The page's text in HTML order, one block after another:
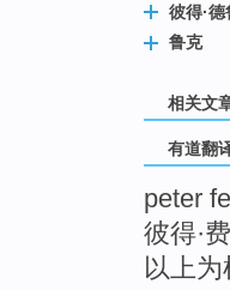
彼得·德
鲁克
相关文
有道翻
peter
彼得·
以上